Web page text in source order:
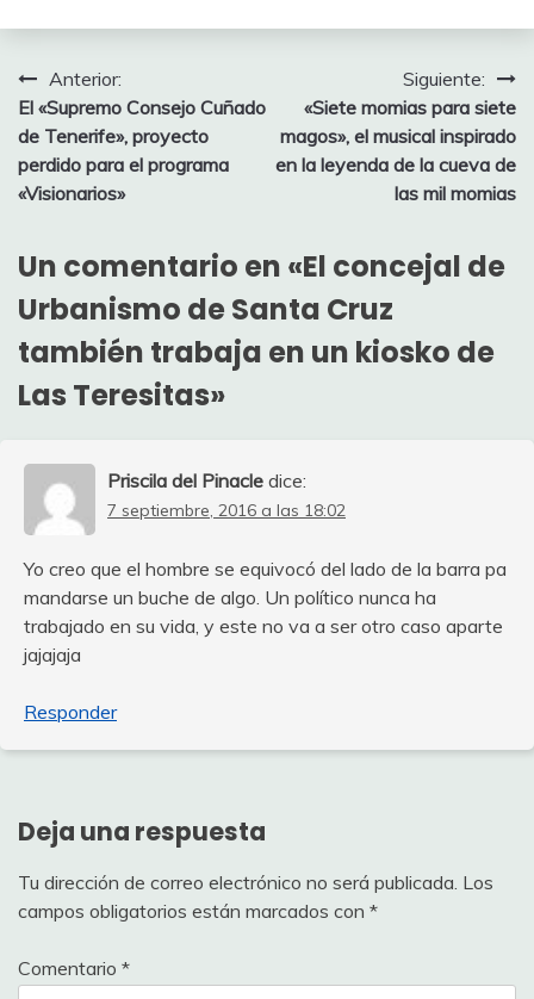
Navegación
de
entradas
Anterior:
El «Supremo Consejo Cuñado
de Tenerife», proyecto
perdido para el programa
«Visionarios»
Siguiente:
«Siete momias para siete
magos», el musical inspirado
en la leyenda de la cueva de
las mil momias
Un comentario en «El concejal de
Urbanismo de Santa Cruz
también trabaja en un kiosko de
Las Teresitas»
Priscila del Pinacle dice:
7 septiembre, 2016 a las 18:02
Yo creo que el hombre se equivocó del lado de la barra pa
mandarse un buche de algo. Un político nunca ha
trabajado en su vida, y este no va a ser otro caso aparte
jajajaja
Responder
Deja una respuesta
Tu dirección de correo electrónico no será publicada. Los
campos obligatorios están marcados con *
Comentario *